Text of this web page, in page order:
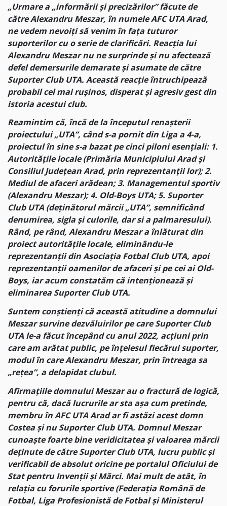
„Urmare a „informării și precizărilor” făcute de
către Alexandru Meszar, în numele AFC UTA Arad,
ne vedem nevoiți să venim în fața tuturor
suporterilor cu o serie de clarificări. Reacția lui
Alexandru Meszar nu ne surprinde și nu afectează
defel demersurile demarate și asumate de către
Suporter Club UTA. Această reacție întruchipează
probabil cel mai rușinos, disperat și agresiv gest din
istoria acestui club.
Reamintim că, încă de la începutul renașterii
proiectului „UTA”, când s-a pornit din Liga a 4-a,
proiectul în sine s-a bazat pe cinci piloni esențiali: 1.
Autoritățile locale (Primăria Municipiului Arad și
Consiliul Județean Arad, prin reprezentanții lor); 2.
Mediul de afaceri arădean; 3. Managementul sportiv
(Alexandru Meszar); 4. Old-Boys UTA; 5. Suporter
Club UTA (deținătorul mărcii „UTA”, semnificând
denumirea, sigla și culorile, dar si a palmaresului).
Rând, pe rând, Alexandru Meszar a înlăturat din
proiect autoritățile locale, eliminându-le
reprezentanții din Asociația Fotbal Club UTA, apoi
reprezentanții oamenilor de afaceri și pe cei ai Old-
Boys, iar acum constatăm că intenționează și
eliminarea Suporter Club UTA.
Suntem conștienți că această atitudine a domnului
Meszar survine dezvăluirilor pe care Suporter Club
UTA le-a făcut începând cu anul 2022, acțiuni prin
care am arătat public, pe înțelesul fiecărui suporter,
modul în care Alexandru Meszar, prin întreaga sa
„rețea”, a delapidat clubul.
Afirmațiile domnului Meszar au o fractură de logică,
pentru că, dacă lucrurile ar sta așa cum pretinde,
membru în AFC UTA Arad ar fi astăzi acest domn
Costea și nu Suporter Club UTA. Domnul Meszar
cunoaște foarte bine veridicitatea și valoarea mărcii
deținute de către Suporter Club UTA, lucru public și
verificabil de absolut oricine pe portalul Oficiului de
Stat pentru Invenții și Mărci. Mai mult de atât, în
relația cu forurile sportive (Federația Română de
Fotbal, Liga Profesionistă de Fotbal și Ministerul